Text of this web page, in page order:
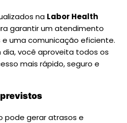
na Labor Health
garantir um atendimento
e uma comunicação eficiente.
você aproveita todos os
mais rápido, seguro e
pode gerar atrasos e